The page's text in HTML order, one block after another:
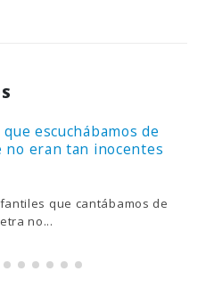
escuchábamos de
no eran tan inocentes
que cantábamos de
no...